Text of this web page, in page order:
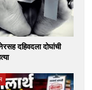
दहिवदला दोघांची